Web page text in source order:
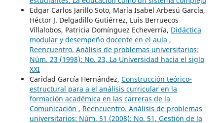
Edgar Carlos Jarillo Soto, María Isabel Arbesú García,
Héctor J. Delgadillo Gutiérrez, Luis Berruecos
Villalobos, Patricia Domínguez Echeverría, Didáctica
modular y desempeño docente en el aula ,
Reencuentro. Análisis de problemas universitarios:
Núm. 23 (1998): No. 23, La Universidad hacia el siglo
XXI
Caridad García Hernández, Construcción teórico-
estructural para a el análisis curricular en la
formación académica en las carreras de la
Comunicación , Reencuentro. Análisis de problemas
universitarios: Núm. 51 (2008): No. 51, Gestión de la